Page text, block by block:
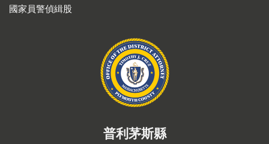
國家員警偵緝股
普利茅斯縣